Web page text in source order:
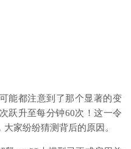
能都注意到了那个显著的变
跃升至每分钟60次！这一令
家纷纷猜测背后的原因。